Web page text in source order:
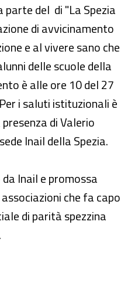
del di "La Spezia
di avvicinamento
e al vivere sano che
delle scuole della
è alle ore 10 del 27
i saluti istituzionali è
di Valerio
Inail della Spezia.
Inail e promossa
che fa capo
di parità spezzina